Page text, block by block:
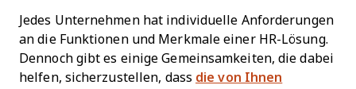
Jedes Unternehmen hat individuelle Anforderungen
an die Funktionen und Merkmale einer HR-Lösung.
Dennoch gibt es einige Gemeinsamkeiten, die dabei
helfen, sicherzustellen, dass die von Ihnen